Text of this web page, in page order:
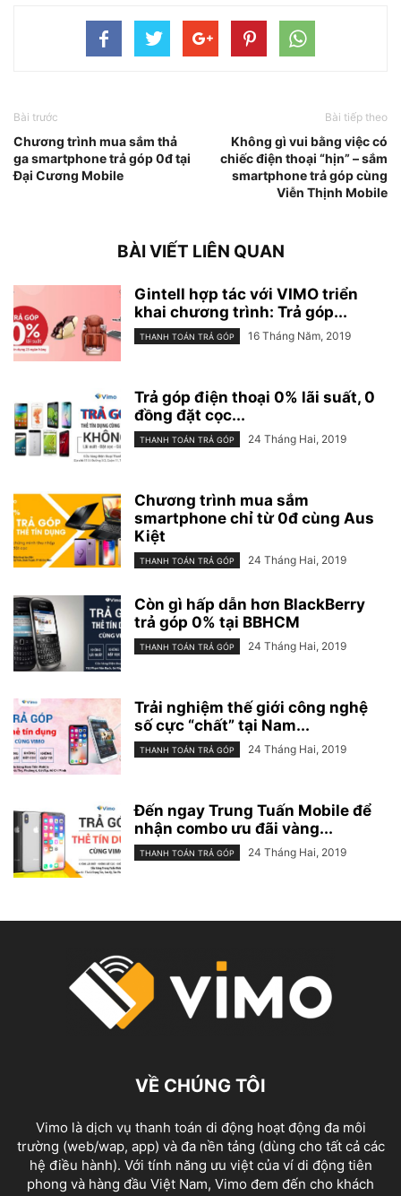
Bài trước
Chương trình mua sắm thả
ga smartphone trả góp 0đ tại
Đại Cương Mobile
Bài tiếp theo
Không gì vui bằng việc có
chiếc điện thoại “hịn” – sắm
smartphone trả góp cùng
Viễn Thịnh Mobile
BÀI VIẾT LIÊN QUAN
Gintell hợp tác với VIMO triển
khai chương trình: Trả góp...
THANH TOÁN TRẢ GÓP 16 Tháng Năm, 2019
Trả góp điện thoại 0% lãi suất, 0
đồng đặt cọc...
THANH TOÁN TRẢ GÓP 24 Tháng Hai, 2019
Chương trình mua sắm
smartphone chỉ từ 0đ cùng Aus
Kiệt
THANH TOÁN TRẢ GÓP 24 Tháng Hai, 2019
Còn gì hấp dẫn hơn BlackBerry
trả góp 0% tại BBHCM
THANH TOÁN TRẢ GÓP 24 Tháng Hai, 2019
Trải nghiệm thế giới công nghệ
số cực “chất” tại Nam...
THANH TOÁN TRẢ GÓP 24 Tháng Hai, 2019
Đến ngay Trung Tuấn Mobile để
nhận combo ưu đãi vàng...
THANH TOÁN TRẢ GÓP 24 Tháng Hai, 2019
VỀ CHÚNG TÔI
Vimo là dịch vụ thanh toán di động hoạt động đa môi
trường (web/wap, app) và đa nền tảng (dùng cho tất cả các
hệ điều hành). Với tính năng ưu việt của ví di động tiên
phong và hàng đầu Việt Nam, Vimo đem đến cho khách